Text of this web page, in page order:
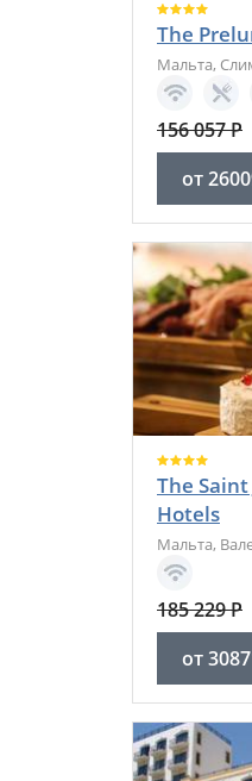
The
Мальта,
156 057Р
от
The Saint
Hotels
Мальта,
185 229Р
от